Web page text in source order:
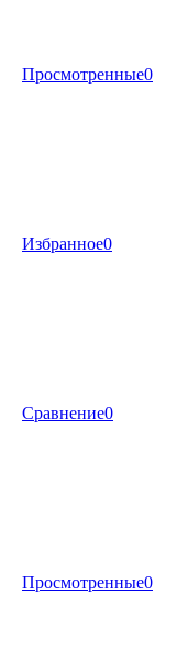
Просмотренные0
Избранное0
Сравнение0
Просмотренные0